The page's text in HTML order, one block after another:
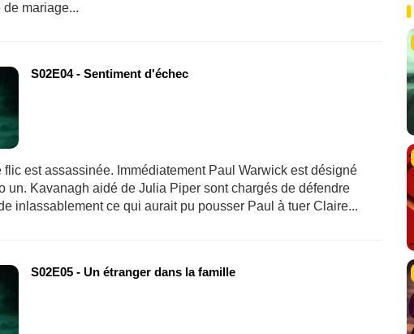
mariage...
S02E04 - Sentiment d'échec
est assassinée. Immédiatement Paul Warwick est désigné
un. Kavanagh aidé de Julia Piper sont chargés de défendre
inlassablement ce qui aurait pu pousser Paul à tuer Claire...
S02E05 - Un étranger dans la famille